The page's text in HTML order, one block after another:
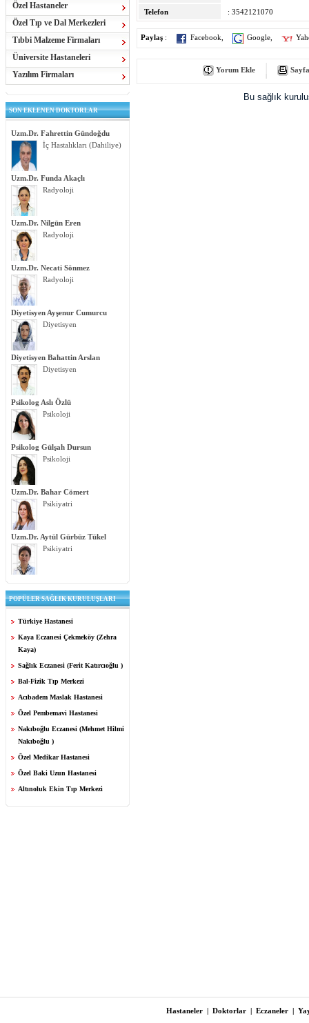
Özel Hastaneler
Özel Tıp ve Dal Merkezleri
Tıbbi Malzeme Firmaları
Üniversite Hastaneleri
Yazılım Firmaları
SON EKLENEN DOKTORLAR
Uzm.Dr. Fahrettin Gündoğdu
İç Hastalıkları (Dahiliye)
Uzm.Dr. Funda Akaçlı
Radyoloji
Uzm.Dr. Nilgün Eren
Radyoloji
Uzm.Dr. Necati Sönmez
Radyoloji
Diyetisyen Ayşenur Cumurcu
Diyetisyen
Diyetisyen Bahattin Arslan
Diyetisyen
Psikolog Aslı Özlü
Psikoloji
Psikolog Gülşah Dursun
Psikoloji
Uzm.Dr. Bahar Cömert
Psikiyatri
Uzm.Dr. Aytül Gürbüz Tükel
Psikiyatri
POPÜLER SAĞLIK KURULUŞLARI
Türkiye Hastanesi
Kaya Eczanesi Çekmeköy (Zehra
Kaya)
Sağlık Eczanesi (Ferit Katırcıoğlu )
Bal-Fizik Tıp Merkezi
Acıbadem Maslak Hastanesi
Özel Pembemavi Hastanesi
Nakıboğlu Eczanesi (Mehmet Hilmi
Nakıboğlu )
Özel Medikar Hastanesi
Özel Baki Uzun Hastanesi
Altınoluk Ekin Tıp Merkezi
Telefon
: 3542121070
Paylaş : Facebook Google
Yorum Ekle
Bu sağlık
Hastaneler | Doktorlar | Eczaneler |